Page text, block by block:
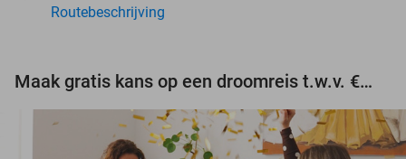
Routebeschrijving
Maak gratis kans op een droomreis t.w.v. €3.000!